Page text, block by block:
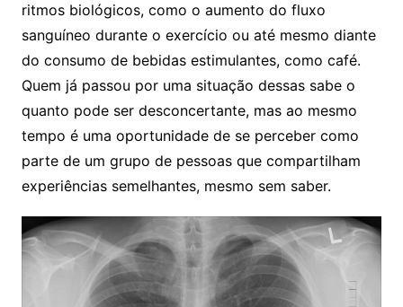
ritmos biológicos, como o aumento do fluxo
sanguíneo durante o exercício ou até mesmo diante
do consumo de bebidas estimulantes, como café.
Quem já passou por uma situação dessas sabe o
quanto pode ser desconcertante, mas ao mesmo
tempo é uma oportunidade de se perceber como
parte de um grupo de pessoas que compartilham
experiências semelhantes, mesmo sem saber.